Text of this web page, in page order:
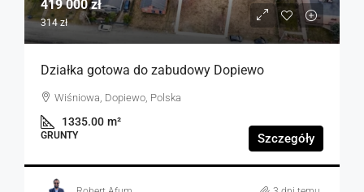
419 000 zł
314 zł
Działka gotowa do zabudowy Dopiewo
Wiśniowa, Dopiewo, Polska
1335.00 m²
GRUNTY Szczegóły